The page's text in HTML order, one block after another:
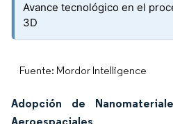
Avance tecnológico en el
3D
Fuente: Mordor Intelligence
Adopción de
Aeroespaciales